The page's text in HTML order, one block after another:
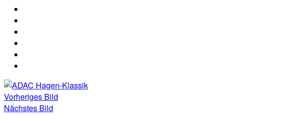
40.
ADAC
Hagen-
Vorheriges Bild
Nächstes Bild